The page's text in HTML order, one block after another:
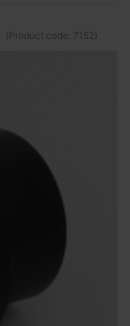
(Product code: 7152 )